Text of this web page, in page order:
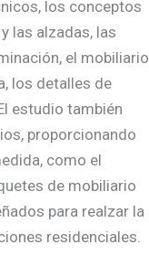
los conceptos
las alzadas, las
el mobiliario
los detalles de
estudio también
proporcionando
como el
de mobiliario
para realzar la
residenciales.